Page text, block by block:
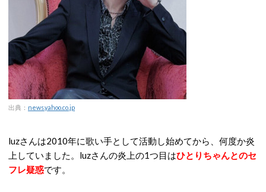
出典： news.yahoo.co.jp
luzさんは2010年に歌い手として活動し始めてから、何度か炎
上していました。luzさんの炎上の1つ目はひとりちゃんとのセ
フレ疑惑です。